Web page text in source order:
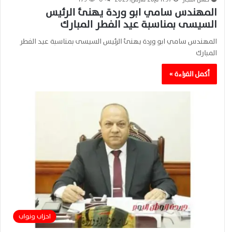
المهندس سامي ابو وردة يهنئ الرئيس
السيسى بمناسبة عيد الفطر المبارك
المهندس سامي ابو وردة يهنئ الرئيس السيسى بمناسبة عيد الفطر
المبارك
أكمل القراءة »
احزاب ونواب